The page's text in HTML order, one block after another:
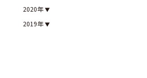
2020年
2019年